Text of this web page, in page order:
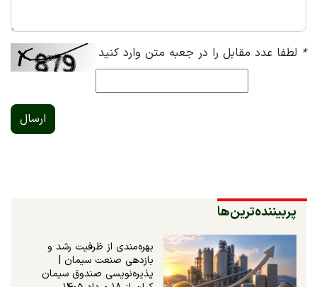
* لطفا عدد مقابل را در جعبه متن وارد کنید
ارسال
پربیننده‌ترین‌ها
بهره‌مندی از ظرفیت رشد و
بازدهی صنعت سیمان |
پذیره‌نویسی صندوق سیمان